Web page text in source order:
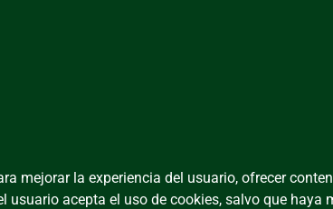
mejorar la experiencia del usuario, ofrecer
acepta el uso de cookies, salvo que